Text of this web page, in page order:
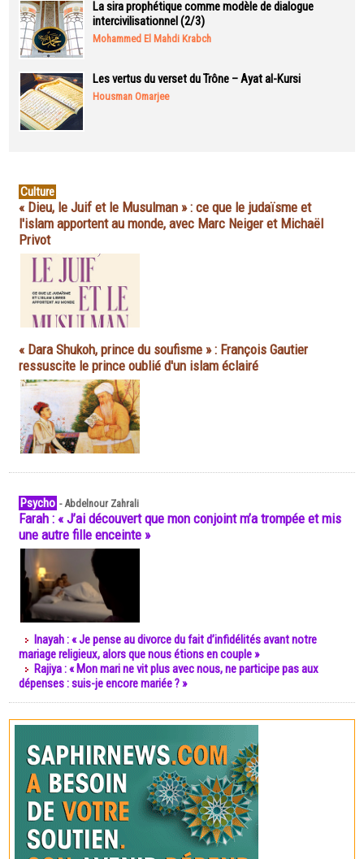
La sira prophétique comme modèle de dialogue
intercivilisationnel (2/3)
Mohammed El Mahdi Krabch
Les vertus du verset du Trône – Ayat al-Kursi
Housman Omarjee
Culture
« Dieu, le Juif et le Musulman » : ce que le judaïsme et
l'islam apportent au monde, avec Marc Neiger et Michaël
Privot
« Dara Shukoh, prince du soufisme » : François Gautier
ressuscite le prince oublié d'un islam éclairé
Psycho -Abdelnour Zahrali
Farah : « J’ai découvert que mon conjoint m’a trompée et mis
une autre fille enceinte »
Inayah : « Je pense au divorce du fait d’infidélités avant notre
mariage religieux, alors que nous étions en couple »
Rajiya : « Mon mari ne vit plus avec nous, ne participe pas aux
dépenses : suis-je encore mariée ? »